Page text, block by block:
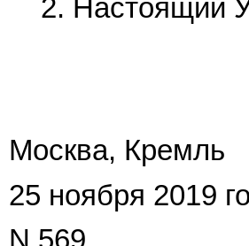
2. Настоящий
Москва, Кремль
25 ноября 2019